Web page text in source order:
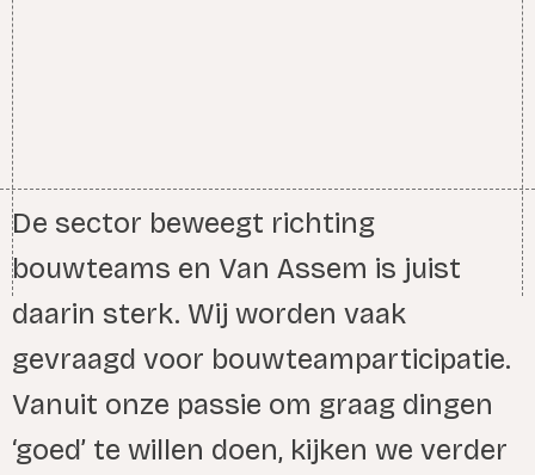
De sector beweegt richting
bouwteams en Van Assem is juist
daarin sterk. Wij worden vaak
gevraagd voor bouwteamparticipatie.
Vanuit onze passie om graag dingen
‘goed’ te willen doen, kijken we verder